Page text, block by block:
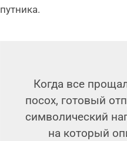
путника.
Когда все
посох, готовый
символический
на который